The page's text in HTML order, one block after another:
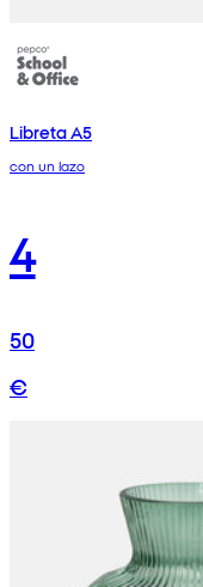
Libreta A5
con un lazo
4
50
€